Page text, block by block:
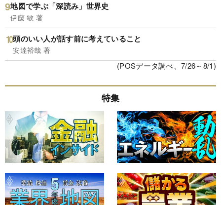
地図で学ぶ「深読み」世界史
伊藤 敏 著
頭のいい人が話す前に考えていること
安達裕哉 著
(POSデータ調べ、7/26～8/1)
特集